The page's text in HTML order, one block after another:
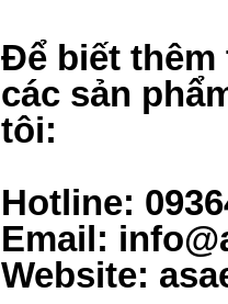
Để biết thêm
các sản
tôi:
Hotline:
Email:
Website: